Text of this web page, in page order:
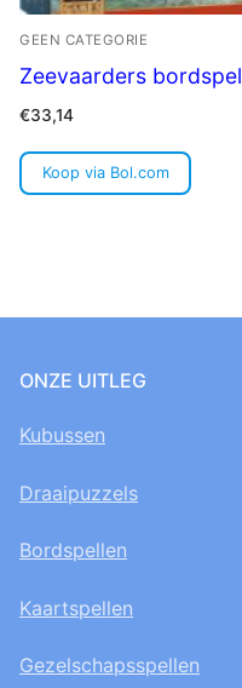
GEEN CATEGORIE
Zeevaarders bordspel
€33,14
Koop via Bol.com
ONZE UITLEG
Kubussen
Draaipuzzels
Bordspellen
Kaartspellen
Gezelschapsspellen